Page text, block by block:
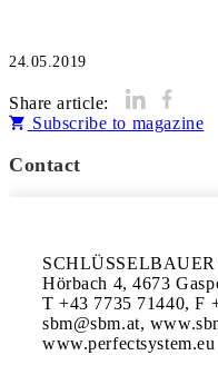
24.05.2019
Share article:
Subscribe to magazine
Contact
Hörbach 4, 4673
T +43 7735 71440, F
sbm@sbm.at,
www.perfectsystem.eu